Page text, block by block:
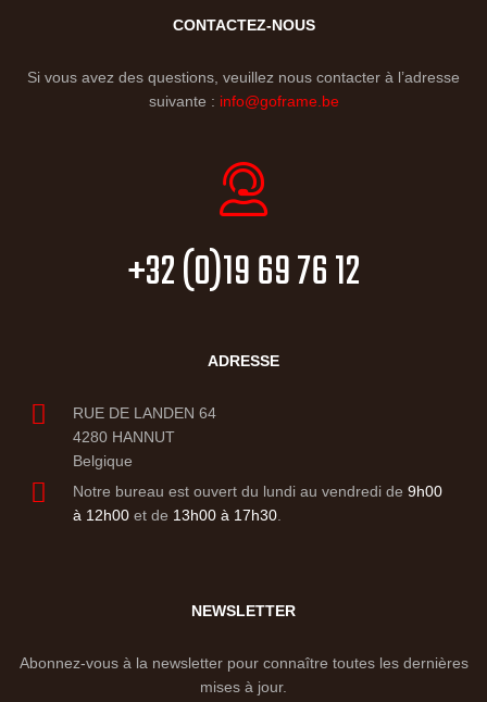
CONTACTEZ-NOUS
Si vous avez des questions, veuillez nous contacter à l’adresse
suivante : info@goframe.be
+32 (0)19 69 76 12
ADRESSE
RUE DE LANDEN 64
4280 HANNUT
Belgique
Notre bureau est ouvert du lundi au vendredi de 9h00
à 12h00et de 13h00 à 17h30.
NEWSLETTER
Abonnez-vous à la newsletter pour connaître toutes les dernières
mises à jour.